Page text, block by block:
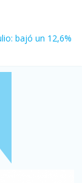
bajó un 12,6%
y ya
el sector
país, un 5,9%